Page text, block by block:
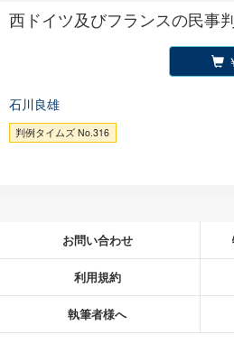
西ドイツ及びフランスの民事
石川良雄
判例タイムズ No.316
お問い合わせ
利用規約
執筆者様へ